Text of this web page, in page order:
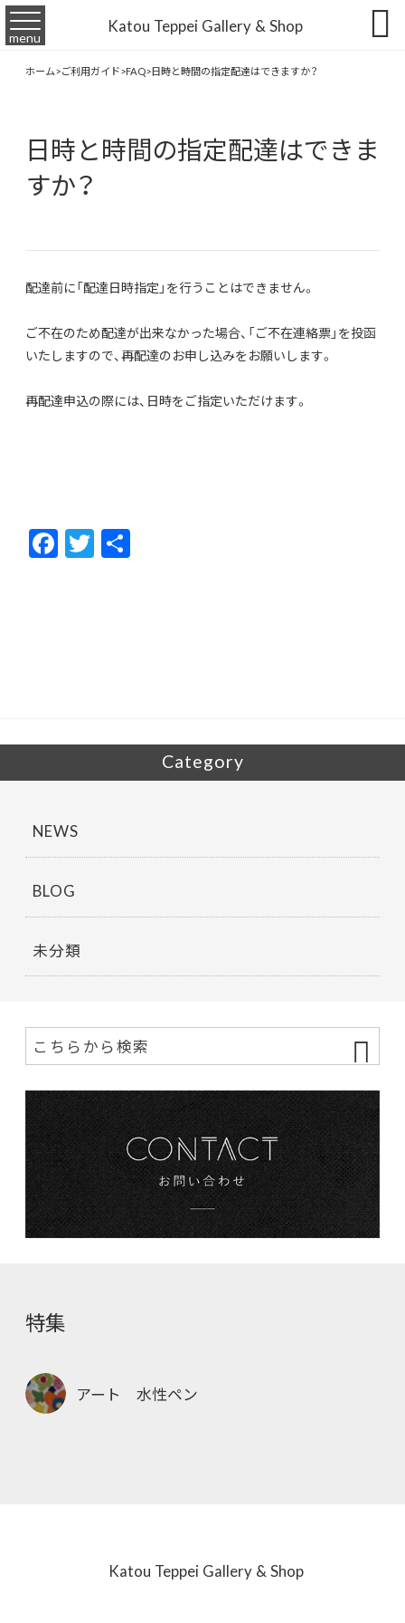
Katou Teppei Gallery & Shop
menu 
ホーム>ご利用ガイド>FAQ>日時と時間の指定配達はできますか？
日時と時間の指定配達はできま
すか？
配達前に「配達日時指定」を行うことはできません。
ご不在のため配達が出来なかった場合、「ご不在連絡票」を投函
いたしますので、再配達のお申し込みをお願いします。
再配達申込の際には、日時をご指定いただけます。
F
ac
T
w
Category
NEWS
BLOG
未分類
特集
アート 水性ペン
Katou Teppei Gallery & Shop